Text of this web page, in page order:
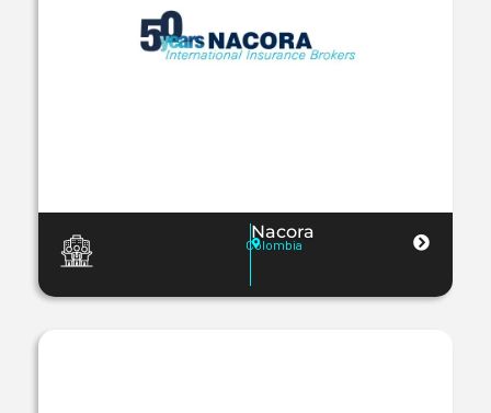
Nacora
Colombia